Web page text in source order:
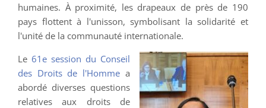
humaines. À proximité, les drapeaux de près de 190
pays flottent à l'unisson, symbolisant la solidarité et
l'unité de la communauté internationale.
Le61e session du Conseil
des Droits de l'Homme a
abordé diverses questions
relatives aux droits de